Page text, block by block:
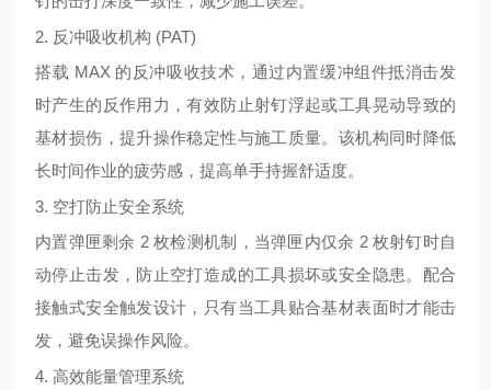
2. 反冲吸收机构 (PAT)
搭载 MAX 的 反冲吸收技术 ，通过内置缓冲组件抵消击发
时产生的反作用力，有效防止射钉浮起或工具晃动导致的
基材损伤，提升操作稳定性与施工质量。该机构同时降低
长时间作业的疲劳感，提高单手持握舒适度。
3. 空打防止安全系统
内置弹匣剩余 2 枚检测机制
，当弹匣内仅余 2 枚射钉时自
动停止击发，防止空打造成的工具损坏或安全隐患。配合
接触式安全触发设计，只有当工具贴合基材表面时才能击
发，避免误操作风险。
4. 高效能量管理系统